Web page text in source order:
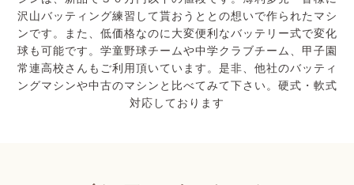
沢山バッティング練習して貰おうととの想いで作られたマシ
ンです。また、低価格なのに大変便利なバッテリー式で変化
球も可能です。学童野球チームや中学クラブチーム、甲子園
常連高校さんもご利用頂いています。是非、他社のバッティ
ングマシンや中古のマシンと比べてみて下さい。硬式・軟式
対応しております